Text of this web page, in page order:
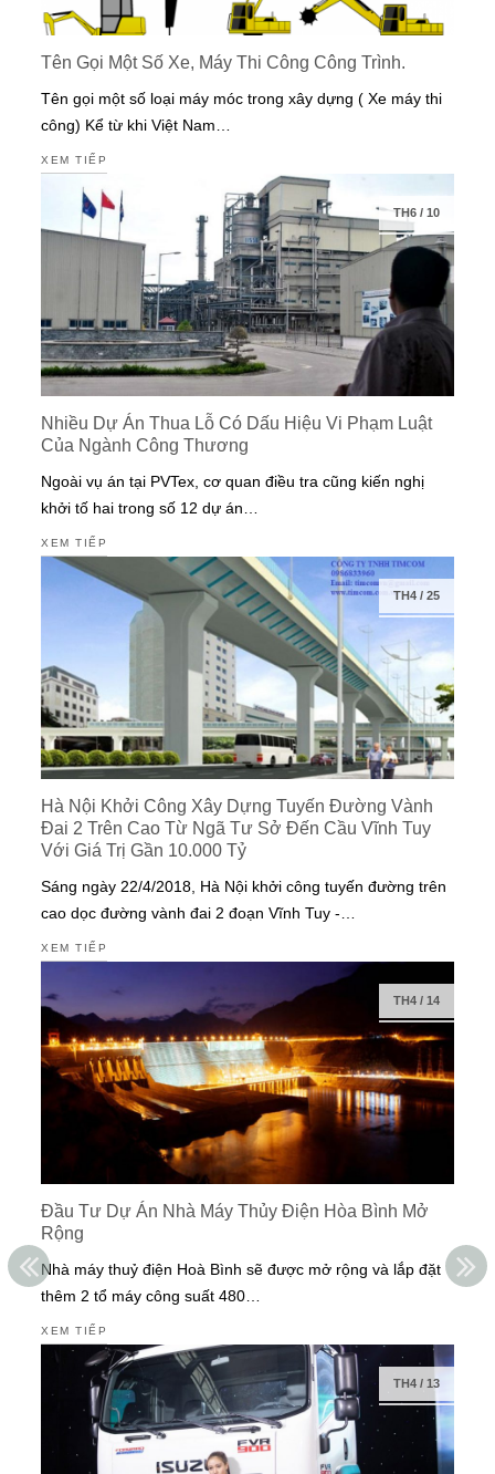
Tên Gọi Một Số Xe, Máy Thi Công Công Trình.
Tên gọi một số loại máy móc trong xây dựng ( Xe máy thi
công) Kể từ khi Việt Nam…
XEM TIẾP
TH6/ 10
Nhiều Dự Án Thua Lỗ Có Dấu Hiệu Vi Phạm Luật
Của Ngành Công Thương
Ngoài vụ án tại PVTex, cơ quan điều tra cũng kiến nghị
khởi tố hai trong số 12 dự án…
XEM TIẾP
TH4/ 25
Hà Nội Khởi Công Xây Dựng Tuyến Đường Vành
Đai 2 Trên Cao Từ Ngã Tư Sở Đến Cầu Vĩnh Tuy
Với Giá Trị Gần 10.000 Tỷ
Sáng ngày 22/4/2018, Hà Nội khởi công tuyến đường trên
cao dọc đường vành đai 2 đoạn Vĩnh Tuy -…
XEM TIẾP
TH4/ 14
Đầu Tư Dự Án Nhà Máy Thủy Điện Hòa Bình Mở
Rộng
Nhà máy thuỷ điện Hoà Bình sẽ được mở rộng và lắp đặt
thêm 2 tổ máy công suất 480…
XEM TIẾP
TH4/ 13